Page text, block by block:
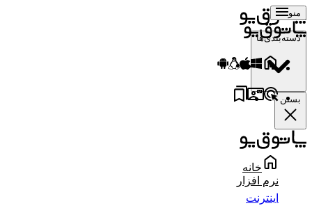
منو
دسته‌بندی‌ها
بستن
خانه
نرم افزار
اینترنت